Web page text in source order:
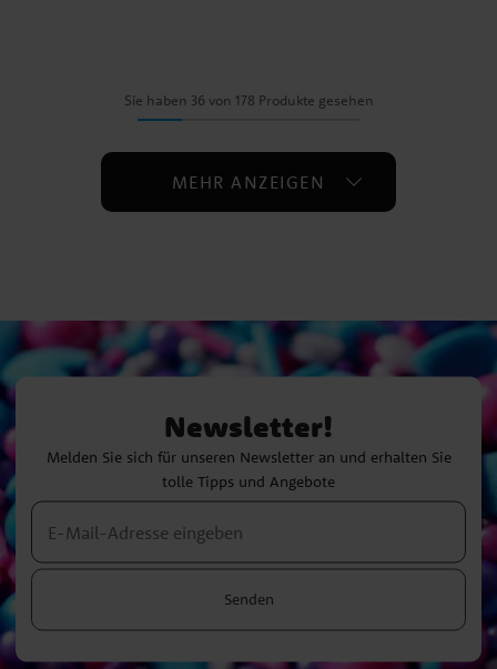
Sie haben 36 von 178 Produkte gesehen
MEHR ANZEIGEN
Newsletter!
Melden Sie sich für unseren Newsletter an und erhalten Sie
tolle Tipps und Angebote
Senden